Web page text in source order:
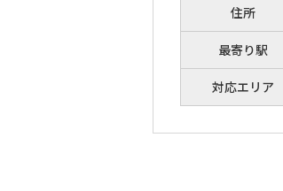
住所
最寄り駅
対応エリア